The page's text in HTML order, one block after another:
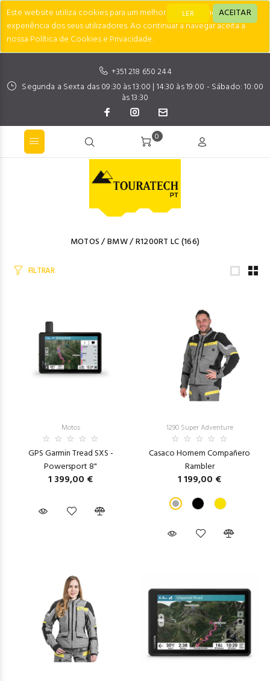
Este website utiliza cookies para um melhor desempenho e
experiência dos seus utilizadores. Ao continuar a navegar aceita a
nossa Política de Cookies e Privacidade.
LER ACEITAR
+351 218 650 244
Segunda a Sexta das 09:30 às 13:00 | 14:30 às 19:00 - Sábado: 10:00
às 13:30
0
MOTOS/BMW/R1200RT LC(166)
FILTRAR
Motos
GPS Garmin Tread SXS -
Powersport 8"
1 399,00 €
1290 Super Adventure
Casaco Homem Compañero
Rambler
1 199,00 €